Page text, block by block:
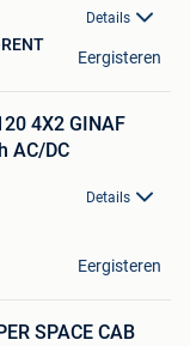
Details
Eergisteren
4X2 GINAF
AC/DC
Details
Eergisteren
SPACE CAB